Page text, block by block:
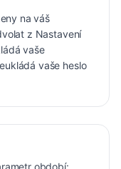
na váš
z Nastavení
vaše
vaše heslo
období: